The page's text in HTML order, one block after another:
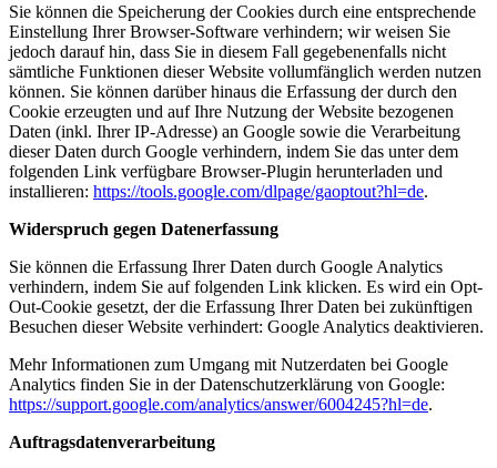
Sie können die Speicherung der Cookies durch eine entsprechende
Einstellung Ihrer Browser-Software verhindern; wir weisen Sie
jedoch darauf hin, dass Sie in diesem Fall gegebenenfalls nicht
sämtliche Funktionen dieser Website vollumfänglich werden nutzen
können. Sie können darüber hinaus die Erfassung der durch den
Cookie erzeugten und auf Ihre Nutzung der Website bezogenen
Daten (inkl. Ihrer IP-Adresse) an Google sowie die Verarbeitung
dieser Daten durch Google verhindern, indem Sie das unter dem
folgenden Link verfügbare Browser-Plugin herunterladen und
installieren: https://tools.google.com/dlpage/gaoptout?hl=de.
Widerspruch gegen Datenerfassung
Sie können die Erfassung Ihrer Daten durch Google Analytics
verhindern, indem Sie auf folgenden Link klicken. Es wird ein Opt-
Out-Cookie gesetzt, der die Erfassung Ihrer Daten bei zukünftigen
Besuchen dieser Website verhindert: Google Analytics deaktivieren.
Mehr Informationen zum Umgang mit Nutzerdaten bei Google
Analytics finden Sie in der Datenschutzerklärung von Google:
https://support.google.com/analytics/answer/6004245?hl=de.
Auftragsdatenverarbeitung